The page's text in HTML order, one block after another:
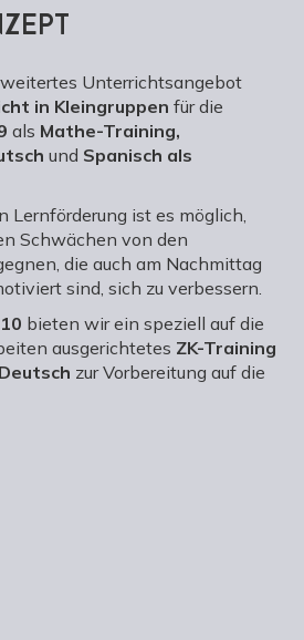
Unterrichtsangebot
in Kleingruppen für die
als Mathe-Training,
und Spanisch als
Lernförderung ist es möglich,
Schwächen von den
die auch am Nachmittag
sind, sich zu verbessern.
bieten wir ein speziell auf die
ausgerichtetes ZK-Training
zur Vorbereitung auf die